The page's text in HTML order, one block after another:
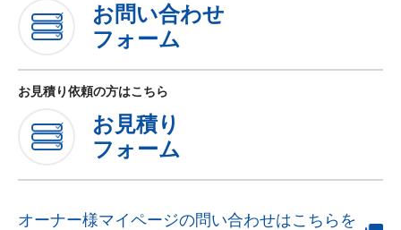
お問い合わせ
フォーム
お見積り依頼の方はこちら
お見積り
フォーム
オーナー様マイページの問い合わせはこちらを